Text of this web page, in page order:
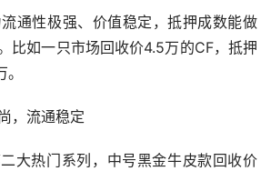
通性极强、价值稳定，抵押成数能做
比如一只市场回收价4.5万的CF，抵押
，流通稳定
大热门系列，中号黑金牛皮款回收价